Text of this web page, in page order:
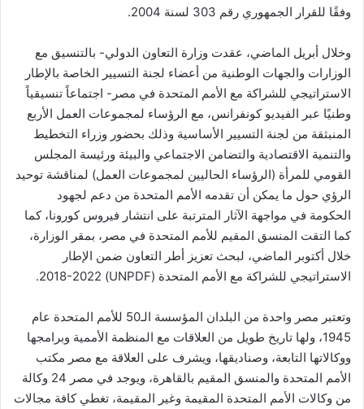
وفقًا للقرار الجمهوري رقم 303 لسنة 2004.
وخلال أبريل الماضي، عقدت وزارة التعاون الدولي- بالتنسيق مع
الوزارات والجهات الوطنية من أعضاء لجنة التسيير الخاصة بالإطار
الاستراتيجي للشراكة مع الأمم المتحدة في مصر- اجتماعاً تنسيقياً
وطنيًا عبر الفيديو كونفرانس، مع الرؤساء لمجموعات العمل الأربع
المنبثقة من لجنة التسيير الأساسية وذلك بحضور وزراء التخطيط
والتنمية الاقتصادية والتضامن الاجتماعي والبيئة ورئيسة المجلس
القومي للمرأة (الرؤساء الحاليين لمجموعات العمل) لمناقشة توحيد
الرؤي حول ما يمكن أن تقدمه الأمم المتحدة من دعم لجهود
الحكومة في مواجهة الآثار المترتبة على انتشار فيروس كورونا، كما
كما التقت المنسق المقيم للأمم المتحدة في مصر، بمقر الوزارة،
خلال أكتوبر الماضي، لبحث تعزيز أطر التعاون ضمن الإطار
الاستراتيجي للشراكة مع الأمم المتحدة (UNPDF) 2018-2022.
وتعتبر مصر واحدة من البلدان المؤسسة الـ50 للأمم المتحدة عام
1945، ولها تاريخ طويل من العلاقات مع المنظمة الأممية وبرامجها
ووكالاتها التابعة، وصناديقها، ويشرف على العلاقة مع مصر مكتب
الأمم المتحدة والمنسق المقيم بالقاهرة، ويوجد في مصر 24 وكالة
من وكالات الأمم المتحدة المقيمة وغير المقيمة، تغطي كافة مجالات